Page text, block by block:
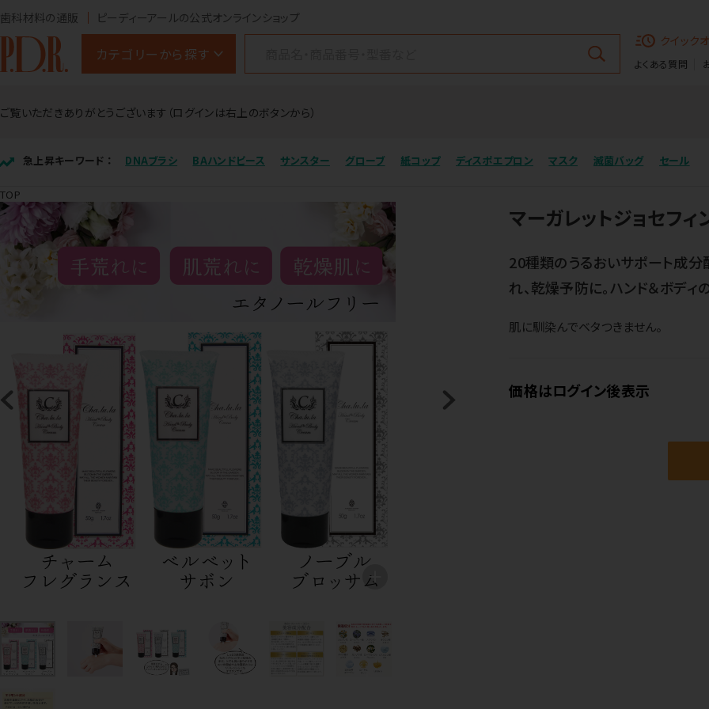
歯科材料の通販 ピーディーアールの公式オンラインショップ
カテゴリーから探す
クイック
よくある質問
ご覧いただきありがとうございます（ログインは右上のボタンから）
急上昇キーワード ： DNAブラシ BAハンドピース サンスター グローブ 紙コップ ディスポエプロン マスク 滅菌バッグ セール
TOP
マーガレットジョセフ
20種類のうるおいサポート成分
れ、乾燥予防に。ハンド＆ボディ
肌に馴染んでベタつきません。
価格はログイン後表示